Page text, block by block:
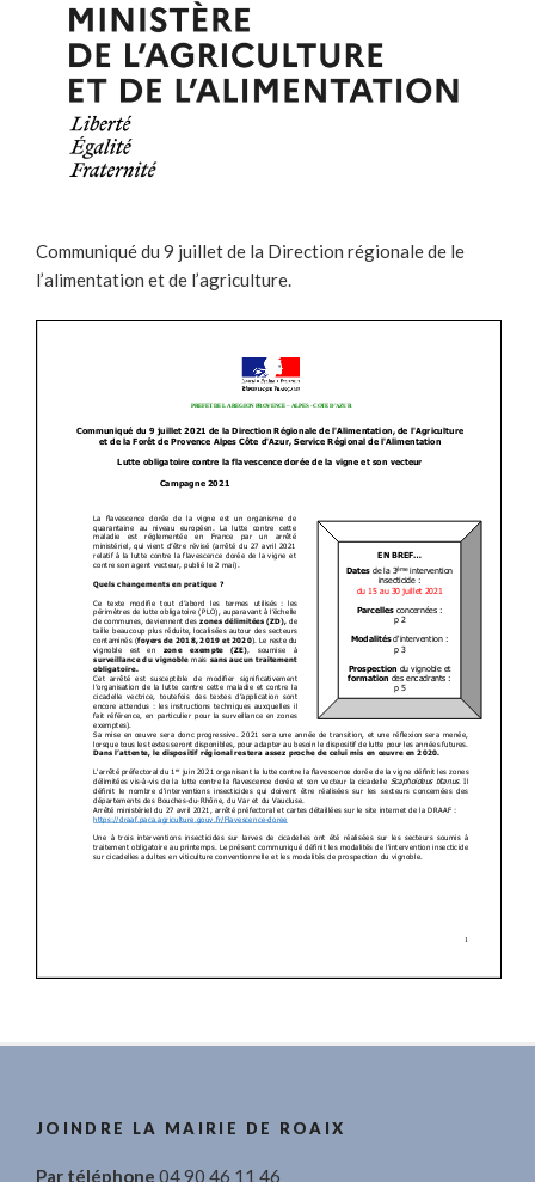
Communiqué du 9 juillet de la Direction régionale de le
l’alimentation et de l’agriculture.
JOINDRE LA MAIRIE DE ROAIX
Par téléphone 04 90 46 11 46